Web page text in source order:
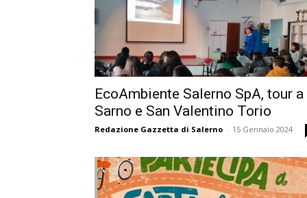
EcoAmbiente Salerno SpA, tour a
Sarno e San Valentino Torio
Redazione Gazzetta di Salerno - 15 Gennaio 2024